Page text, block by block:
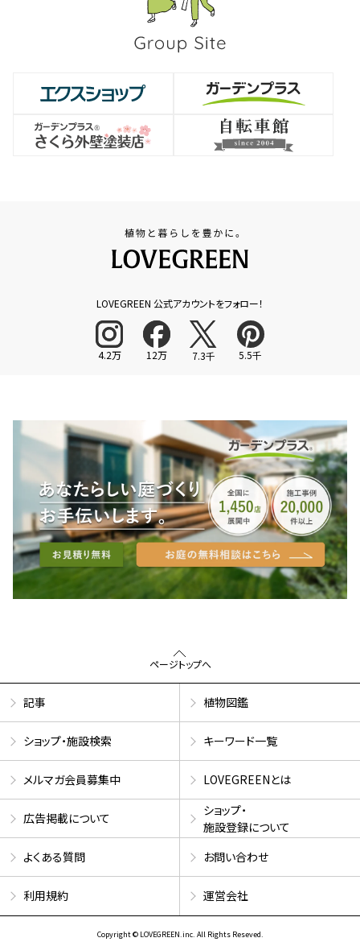
LOVEGREEN 公式アカウントをフォロー！
4.2万 12万 7.3千 5.5千
ページトップへ
記事 植物図鑑
ショップ・施設検索 キーワード一覧
メルマガ会員募集中 LOVEGREENとは
広告掲載について
ショップ・
施設登録について
よくある質問
お問い合わせ
利用規約 運営会社
Copyright © LOVEGREEN.inc. All Rights Reseved.